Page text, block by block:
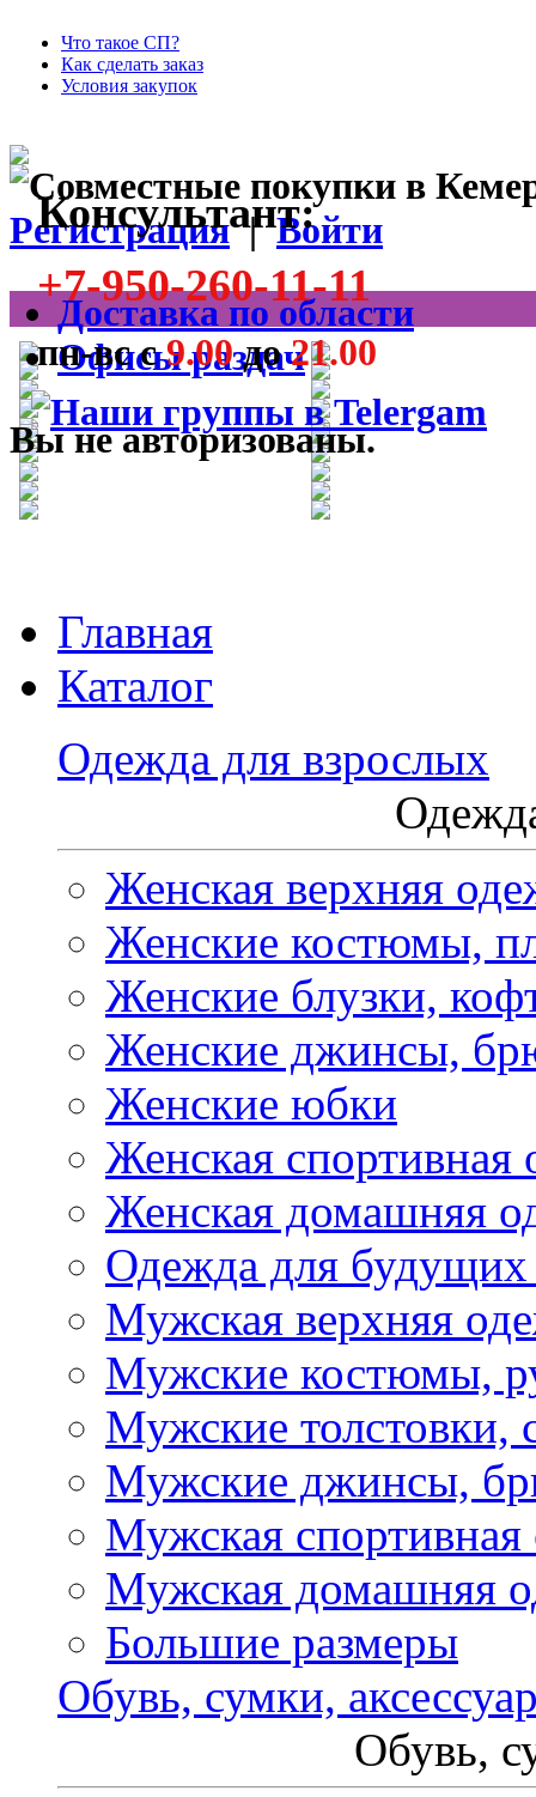
Что такое СП?
Как сделать заказ
Условия закупок
Консультант:
+7-950-260-11-11
пн-вс с9.00до21.00
Регистрация|Войти
Доставка по области
Офисы раздач
Вы не авторизованы.
Главная
Каталог
Одежда для взрослых
Женская верхняя
Женские костюмы,
Женские блузки,
Женские джинсы,
Женские юбки
Женская спортивная
Женская домашняя
Одежда для
Мужская верхняя
Мужские костюмы,
Мужские толстовки,
Мужские джинсы,
Мужская спортивная
Мужская домашняя
Большие размеры
Обувь, сумки,
Обувь,